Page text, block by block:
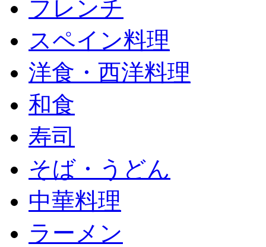
フレンチ
スペイン料理
洋食・西洋料理
和食
寿司
そば・うどん
中華料理
ラーメン